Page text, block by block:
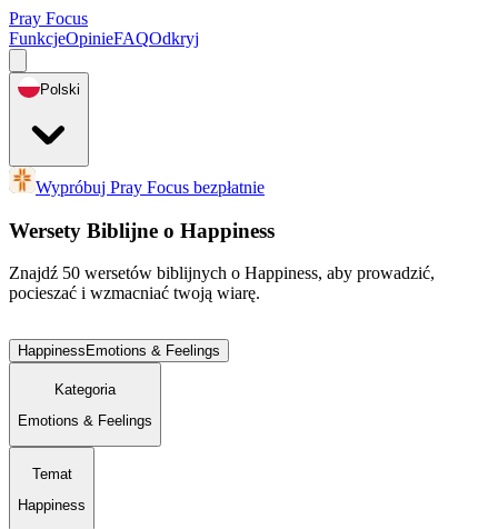
Pray Focus
FunkcjeOpinieFAQOdkryj
Polski
Wypróbuj Pray Focus bezpłatnie
Wersety Biblijne o Happiness
Znajdź 50 wersetów biblijnych o Happiness, aby prowadzić,
pocieszać i wzmacniać twoją wiarę.
Happiness Emotions & Feelings
Kategoria
Emotions & Feelings
Temat
Happiness